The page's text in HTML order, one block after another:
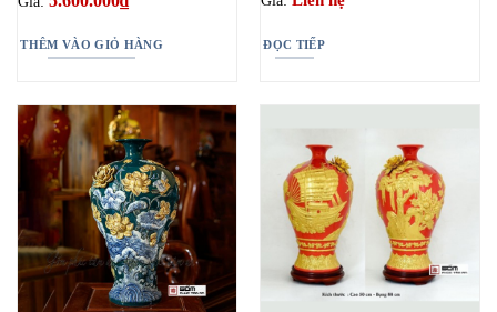
THÊM VÀO GIỎ HÀNG ĐỌC TIẾP